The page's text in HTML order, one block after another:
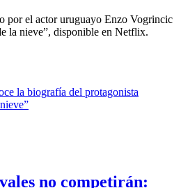
por el actor uruguayo Enzo Vogrincic
la nieve”, disponible en Netflix.
no competirán: